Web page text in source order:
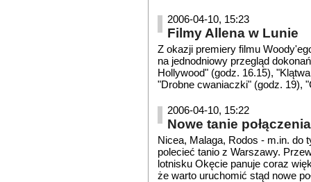
2006-04-10, 15:23
Filmy Allena w Lunie
Z okazji premiery filmu
na jednodniowy przegląd
Hollywood" (godz. 16.15),
"Drobne cwaniaczki" (godz. 19),
2006-04-10, 15:22
Nowe tanie
Nicea, Malaga, Rodos - m.in. do
polecieć tanio z Warszawy.
lotnisku Okęcie panuje coraz
że warto uruchomić stąd nowe